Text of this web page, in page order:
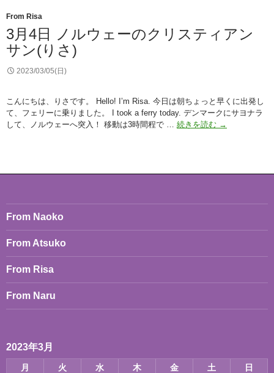
From Risa
3月4日 ノルウェーのクリスティアン
サン(りさ)
2023/03/05(日)
こんにちは、りさです。 Hello! I’m Risa. 今日は朝ちょっと早くに出発し
て、フェリーに乗りました。 I took a ferry today. デンマークにサヨナラ
して、ノルウェーへ突入！ 移動は3時間程で … 続きを読む
ェ
の
ン
→
From Naoko
From Atsuko
From Risa
From Naru
2023年3月
月 火 水 木 金 土
日